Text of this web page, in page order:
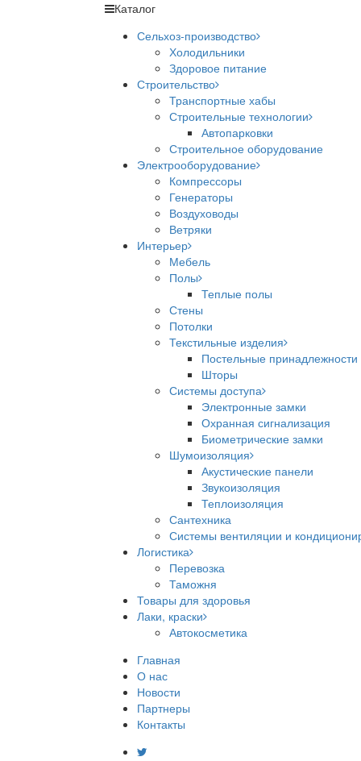
Каталог
Сельхоз-производство
Холодильники
Здоровое питание
Строительство
Транспортные хабы
Строительные технологии
Автопарковки
Строительное оборудование
Электрооборудование
Компрессоры
Генераторы
Воздуховоды
Ветряки
Интерьер
Мебель
Полы
Теплые полы
Стены
Потолки
Текстильные изделия
Постельные принадлежности
Шторы
Системы доступа
Электронные замки
Охранная сигнализация
Биометрические замки
Шумоизоляция
Акустические панели
Звукоизоляция
Теплоизоляция
Сантехника
Системы вентиляции и
Логистика
Перевозка
Таможня
Товары для здоровья
Лаки, краски
Автокосметика
Главная
О нас
Новости
Партнеры
Контакты